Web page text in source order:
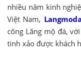
nhiều năm kinh
Việt Nam,
công Lăng mộ đá,
tinh xảo được khách